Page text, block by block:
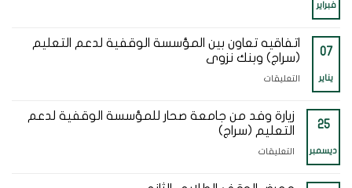
لطرح
في
الجامعة
الألمانية
فبراير
جامعة
ملايا
07
يناير
اتفاقيه تعاون بين المؤسسة الوقفية لدعم التعليم
(سراج) وبنك نزوى
التعليقاتعلى
تعاون
بين
25
ديسمبر
زيارة وفد من جامعة صحار للمؤسسة الوقفية لدعم
التعليم (سراج)
التعليقاتعلى
وفد